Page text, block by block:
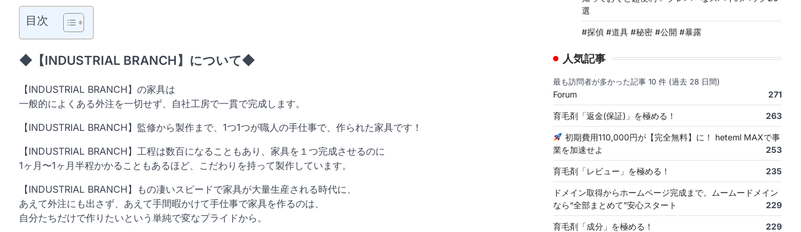
目次
◆【INDUSTRIAL BRANCH】について◆
【INDUSTRIAL BRANCH】の家具は
一般的によくある外注を一切せず、自社工房で一貫で完成します。
【INDUSTRIAL BRANCH】監修から製作まで、1つ1つが職人の手仕事で、作られた家具です！
【INDUSTRIAL BRANCH】工程は数百になることもあり、家具を１つ完成させるのに
1ヶ月〜1ヶ月半程かかることもあるほど、こだわりを持って製作しています。
【INDUSTRIAL BRANCH】もの凄いスピードで家具が大量生産される時代に、
あえて外注にも出さず、あえて手間暇かけて手仕事で家具を作るのは、
自分たちだけで作りたいという単純で変なプライドから。
選
#探偵 #道具 #秘密 #公開 #暴露
人気記事
最も訪問者が多かった記事 10 件 (過去 28 日間)
Forum 271
育毛剤「返金(保証)」を極める！ 263
初期費用110,000円が【完全無料】に！ heteml MAXで事
業を加速せよ
253
育毛剤「レビュー」を極める！ 235
ドメイン取得からホームページ完成まで。ムームードメイン
なら“全部まとめて”安心スタート
229
育毛剤「成分」を極める！ 229